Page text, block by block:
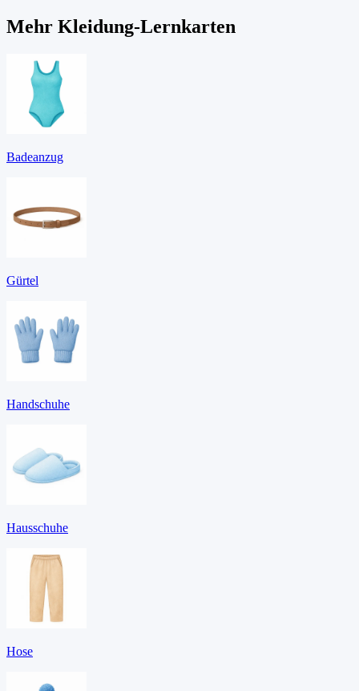
Mehr Kleidung-Lernkarten
Badeanzug
Gürtel
Handschuhe
Hausschuhe
Hose